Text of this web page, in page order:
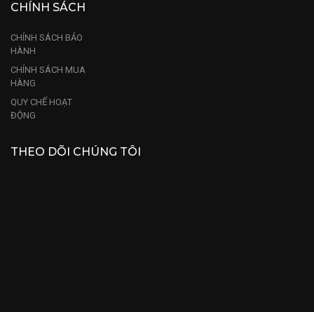
CHÍNH SÁCH
CHÍNH SÁCH BẢO
HÀNH
CHÍNH SÁCH MUA
HÀNG
QUY CHẾ HOẠT
ĐỘNG
THEO DÕI CHÚNG TÔI